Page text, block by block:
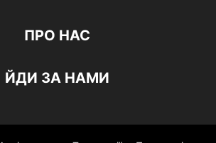
ПРО НАС
ЙДИ ЗА НАМИ